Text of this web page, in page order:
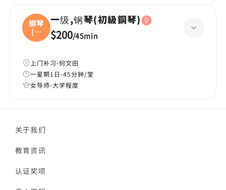
钢琴
(初
級
一级,钢琴(初級鋼琴)
$200/45min
上门补习-何文田
一星期1日-45分钟/堂
女导师-大学程度
关于我们
教育资讯
认证奖项